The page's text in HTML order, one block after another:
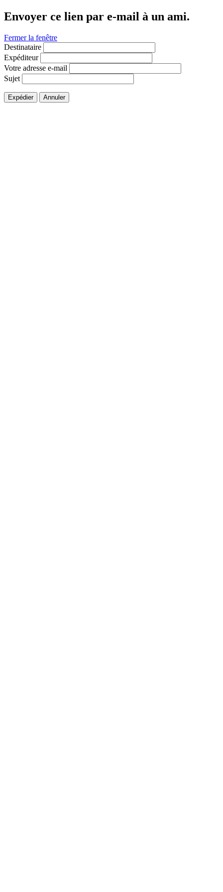
Envoyer ce lien par e-mail à un ami.
Fermer la fenêtre
Destinataire
Expéditeur
Votre adresse e-mail
Sujet
Expédier Annuler